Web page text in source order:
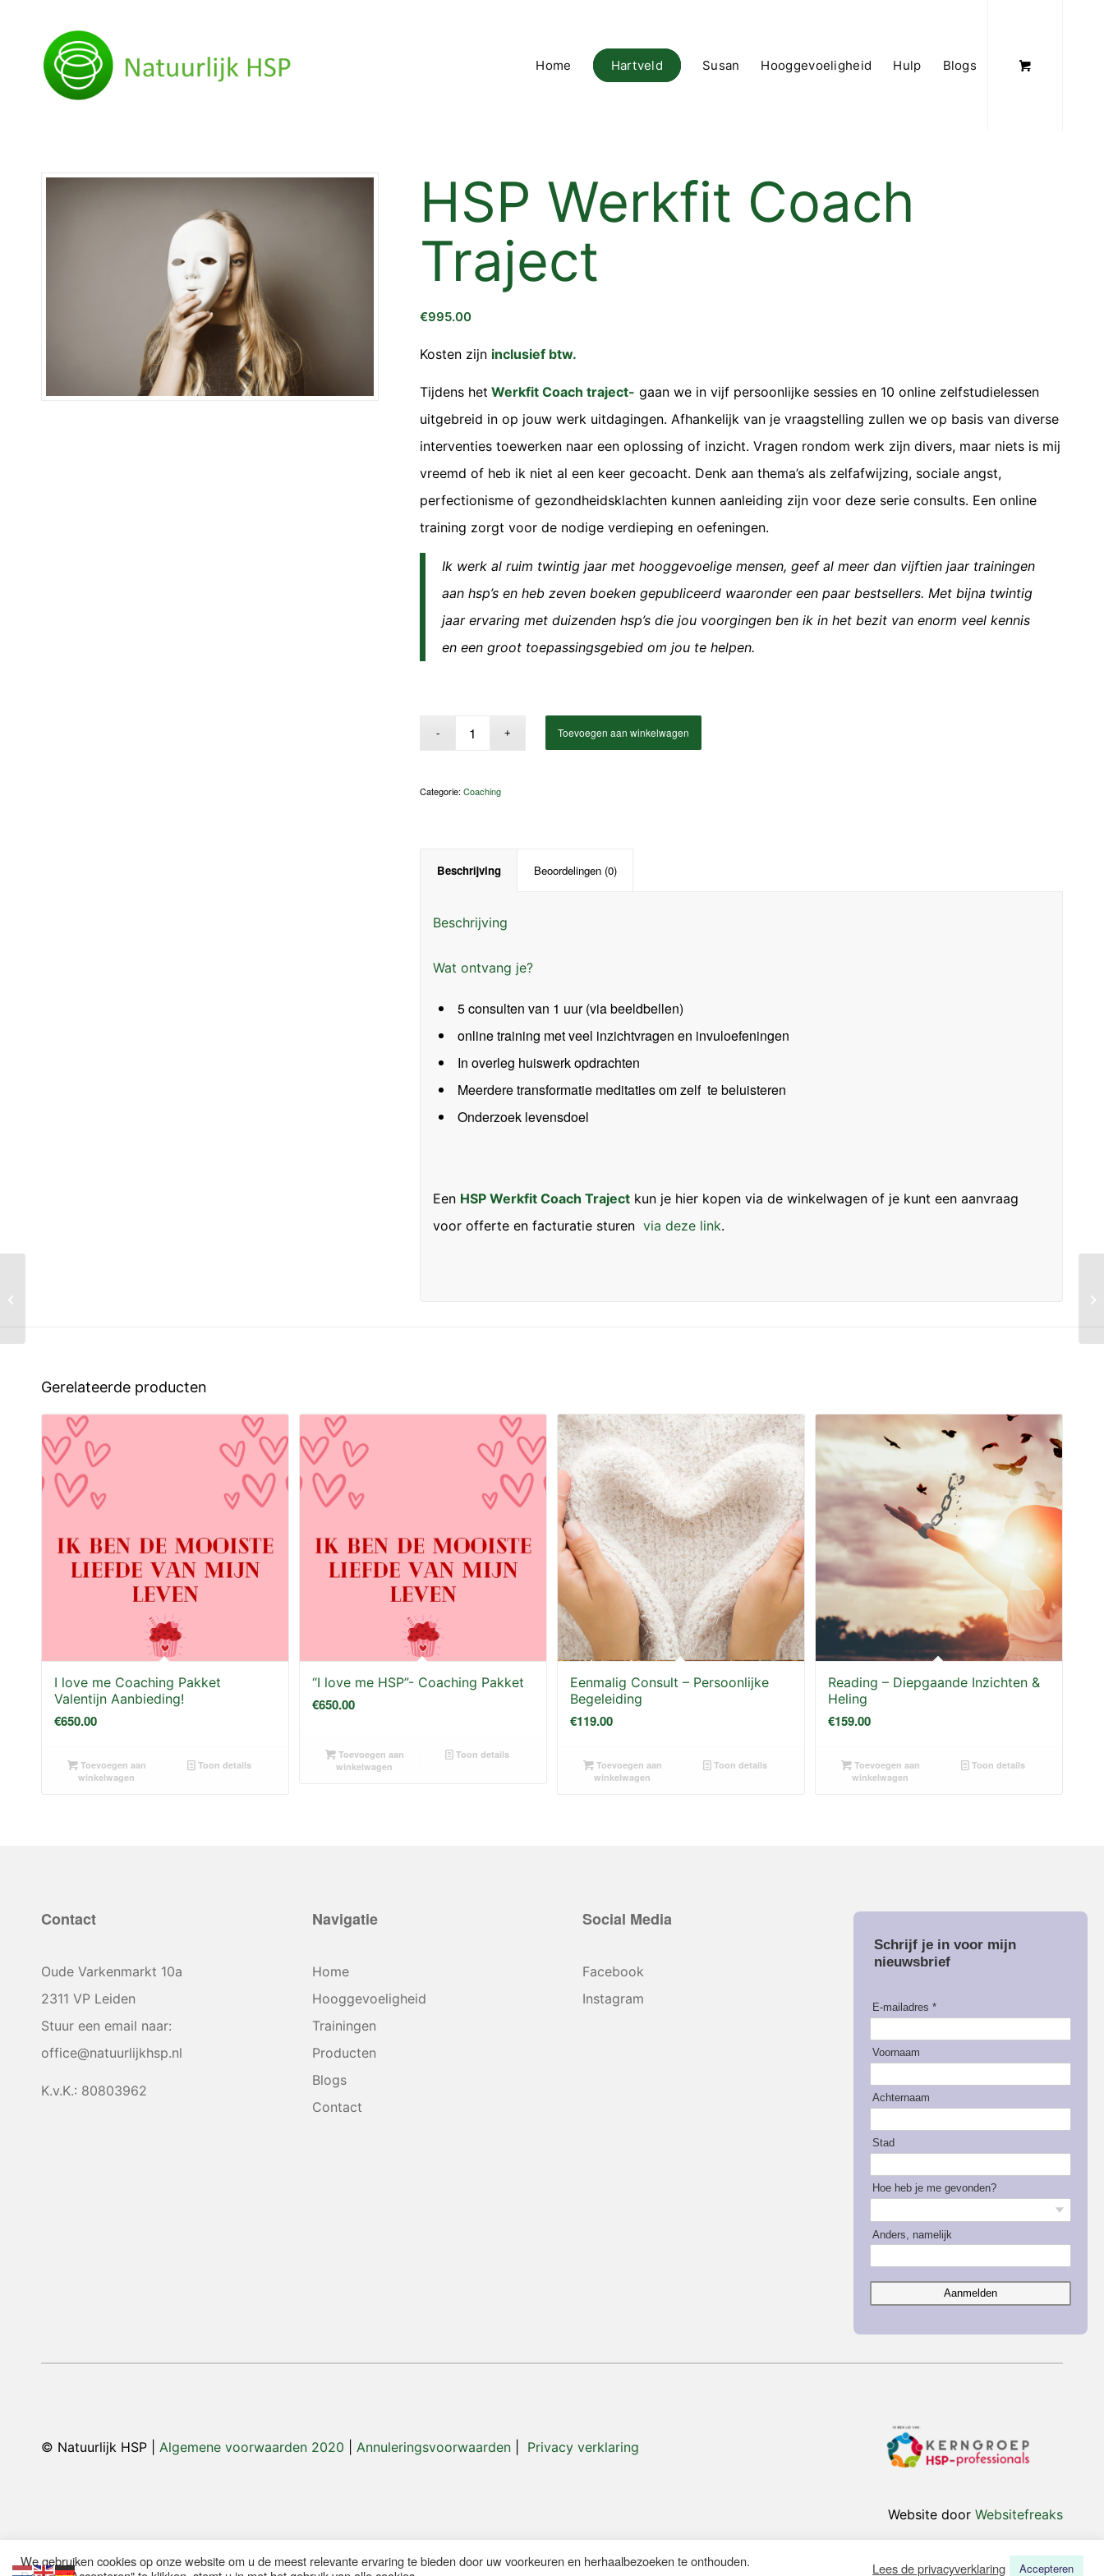
Home Hartveld Susan Hooggevoeligheid Hulp Blogs
HSP Werkfit Coach
Traject
€995.00
Kosten zijn inclusief btw.
Tijdens het Werkfit Coach traject- gaan we in vijf persoonlijke sessies en 10 online zelfstudielessen
uitgebreid in op jouw werk uitdagingen. Afhankelijk van je vraagstelling zullen we op basis van diverse
interventies toewerken naar een oplossing of inzicht. Vragen rondom werk zijn divers, maar niets is mij
vreemd of heb ik niet al een keer gecoacht. Denk aan thema’s als zelfafwijzing, sociale angst,
perfectionisme of gezondheidsklachten kunnen aanleiding zijn voor deze serie consults. Een online
training zorgt voor de nodige verdieping en oefeningen.
Ik werk al ruim twintig jaar met hooggevoelige mensen, geef al meer dan vijftien jaar trainingen
aan hsp’s en heb zeven boeken gepubliceerd waaronder een paar bestsellers. Met bijna twintig
jaar ervaring met duizenden hsp’s die jou voorgingen ben ik in het bezit van enorm veel kennis
en een groot toepassingsgebied om jou te helpen.
Toevoegen aan winkelwagen
Categorie: Coaching
Beschrijving Beoordelingen (0)
Beschrijving
Wat ontvang je?
5 consulten van 1 uur (via beeldbellen)
online training met veel inzichtvragen en invuloefeningen
In overleg huiswerk opdrachten
Meerdere transformatie meditaties om zelf te beluisteren
Onderzoek levensdoel
Een HSP Werkfit Coach Trajectkun je hier kopen via de winkelwagen of je kunt een aanvraag
voor offerte en facturatie sturen via deze link.
Gerelateerde producten
I love me Coaching Pakket
Valentijn Aanbieding!
€650.00
Toevoegen aan
winkelwagen
Toon details
“I love me HSP”- Coaching Pakket
€650.00
Toevoegen aan
winkelwagen
Toon details
Eenmalig Consult – Persoonlijke
Begeleiding
€119.00
Toevoegen aan
winkelwagen
Toon details
Reading – Diepgaande Inzichten &
Heling
€159.00
Toevoegen aan
winkelwagen
Toon details
Contact
Oude Varkenmarkt 10a
2311 VP Leiden
Stuur een email naar:
office@natuurlijkhsp.nl
K.v.K.: 80803962
Navigatie
Home
Hooggevoeligheid
Trainingen
Producten
Blogs
Contact
Social Media
Facebook
Instagram
Schrijf je in voor mijn
nieuwsbrief
E-mailadres *
Voornaam
Achternaam
Stad
Hoe heb je me gevonden?
Anders, namelijk
Aanmelden
© Natuurlijk HSP | Algemene voorwaarden 2020 Annuleringsvoorwaarden Privacy verklaring
Website door Websitefreaks
We gebruiken cookies op onze website om u de meest relevante ervaring te bieden door uw voorkeuren en herhaalbezoeken te onthouden.
Lees de privacyverklaring Accepteren